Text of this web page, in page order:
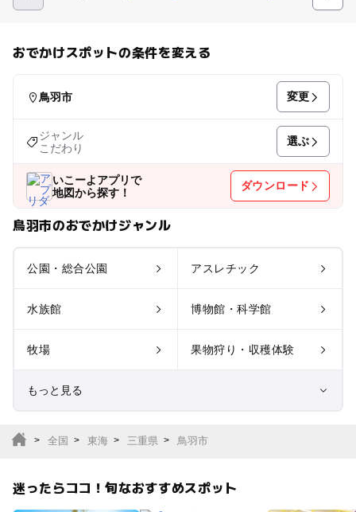
おでかけスポットの条件を変える
鳥羽市 変更
ジャンル
こだわり
選ぶ
いこーよアプリで
地図から探す！
ダウンロード
鳥羽市のおでかけジャンル
公園・総合公園 アスレチック
水族館 博物館・科学館
牧場 果物狩り・収穫体験
もっと見る
全国 東海 三重県 鳥羽市
迷ったらココ！旬なおすすめスポット